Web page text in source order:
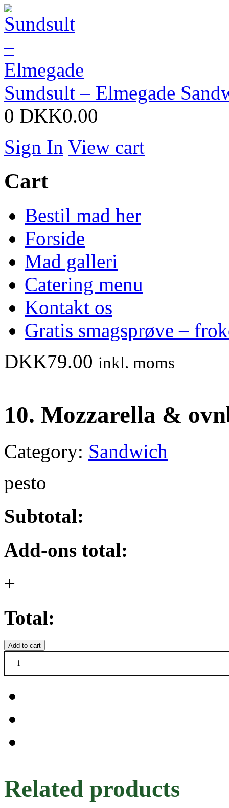
Sundsult – Elmegade
0 DKK0.00
Sign In View cart
Cart
Bestil mad her
Forside
Mad galleri
Catering menu
Kontakt os
Gratis smagsprøve –
DKK79.00 inkl. moms
10. Mozzarella &
Category: Sandwich
pesto
Subtotal:
Add-ons total:
+
Total:
Add to cart
10.
Mozzarella
&
quantity
Related products